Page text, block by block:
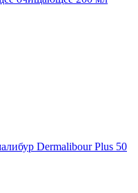
Dermalibour Plus 50